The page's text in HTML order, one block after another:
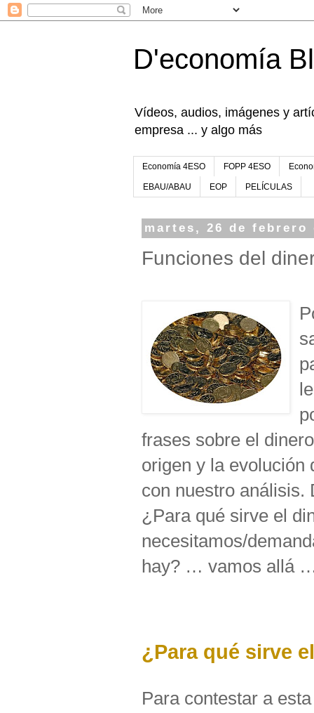
D'economía
Vídeos, audios, imágenes y
empresa ... y algo más
Economía 4ESO FOPP 4ESO
EBAU/ABAU EOP PELÍCULAS
martes, 26 de febrero
Funciones del
frases sobre el
origen y la evolución
con nuestro análisis.
¿Para qué sirve el
necesitamos/
hay? … vamos allá
¿Para qué sirve
Para contestar a